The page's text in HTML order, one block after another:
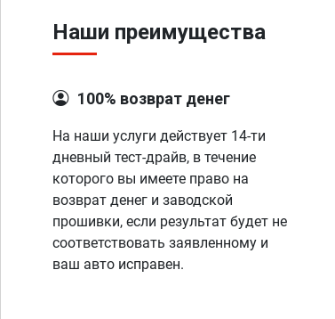
Наши преимущества
100% возврат денег
На наши услуги действует 14-ти
дневный тест-драйв, в течение
которого вы имеете право на
возврат денег и заводской
прошивки, если результат будет не
соответствовать заявленному и
ваш авто исправен.